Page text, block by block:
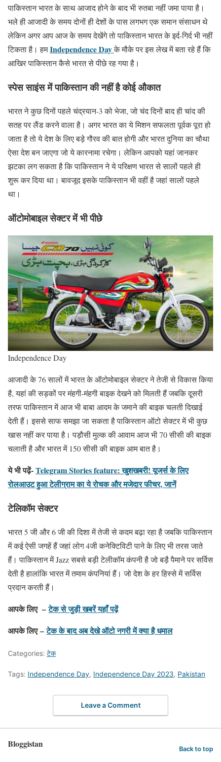
पाकिस्तान भारत के साथ आजाद होने के बाद भी रुतबा नहीं जमा पाया है।
भले ही आजादी के समय दोनों ही देशों के पास लगभग एक समान संसाधन थे
लेकिन अगर आप आज के समय देखेंगे तो पाकिस्तान भारत के इर्द-गिर्द भी नहीं
टिकता है। हमIndependence Dayके मौके पर इस लेख में बता रहे हैं कि
आखिर पाकिस्तान कैसे भारत से पीछे रह गया है।
स्पेस साइंस में पाकिस्तान की नहीं है कोई औकात
भारत ने कुछ दिनों पहले चंद्रयान-3 को भेजा, जो चंद दिनों बाद ही चांद की
सतह पर लैंड करने वाला है। अगर भारत का ये मिशन सफलता पूर्वक पूरा हो
जाता है तो ये देश के लिए बड़े गौरव की बात होगी और भारत दुनिया का चौथा
ऐसा देश बन जाएगा जो ये कारनामा रचेगा। लेकिन आपको यहां जानकर
झटका लग सकता है कि पाकिस्तान ने ये परिक्षण भारत से सालों पहले ही
शुरू कर दिया था। बावजूद इसके पाकिस्तान भी वहीं है जहां सालों पहले
था।
ऑटोमोबाइल सेक्टर में भी पीछे
Independence Day
आजादी के 76 सालों में भारत के ऑटोमोबाइल सेक्टर ने तेजी से विकास किया
है, यहां की सड़कों पर मंहगी-मंहगी बाइक देखने को मिलती हैं जबकि दूसरी
तरफ पाकिस्तान में आज भी बाबा आदम के जमाने की बाइक चलती दिखाई
देती हैं। इससे साफ समझा जा सकता है पाकिस्तान ऑटो सेक्टर में भी कुछ
खास नहीं कर पाया है। पड़ौसी मुल्क की आवाम आज भी 70 सीसी की बाइक
चलाती है और भारत में 150 सीसी की बाइक आम बात है।
ये भी पढ़ें-Telegram Stories feature: खुशखबरी! यूजर्स के लिए
रोलआउट हुआ टेलीग्राम का ये रोचक और मजेदार फीचर, जानें
टेलिकॉम सेक्टर
भारत 5 जी और 6 जी की दिशा में तेजी से कदम बढ़ा रहा है जबकि पाकिस्तान
में कई ऐसी जगहें हैं जहां लोग 4जी कनेक्टिविटी पाने के लिए भी तरस जाते
हैं। पाकिस्तान में Jazz सबसे बड़ी टेलीकॉम कंपनी है जो बड़ै पैमाने पर सर्विस
देती है हालांकि भारत में तमाम कंपनियां हैं। जो देश के हर हिस्से में सर्विस
प्रदान करती हैं।
आपके लिए –टेक से जुड़ी खबरें यहाँ पढ़ें
आपके लिए – टेक के बाद अब देखे ऑटो नगरी में क्या है धमाल
Categories: टेक
Tags: Independence Day, Independence Day 2023, Pakistan
Leave a Comment
Bloggistan Back to top